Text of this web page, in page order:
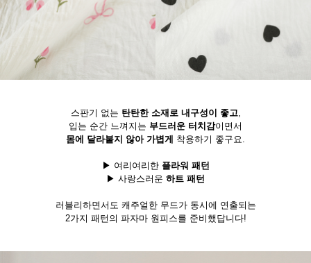
스판기 없는 탄탄한 소재로 내구성이 좋고,
입는 순간 느껴지는 부드러운 터치감이면서
몸에 달라붙지 않아 가볍게 착용하기 좋구요.
▶ 여리여리한 플라워 패턴
▶ 사랑스러운 하트 패턴
러블리하면서도 캐주얼한 무드가 동시에 연출되는
2가지 패턴의 파자마 원피스를 준비했답니다!